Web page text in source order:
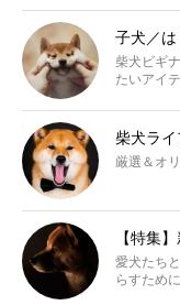
子犬／は
柴犬ビギ
たいアイ
柴犬ラ
厳選＆オ
【特集
愛犬たち
らすために